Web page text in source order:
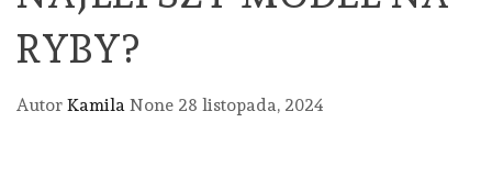
RYBY?
Autor Kamila None 28 listopada, 2024